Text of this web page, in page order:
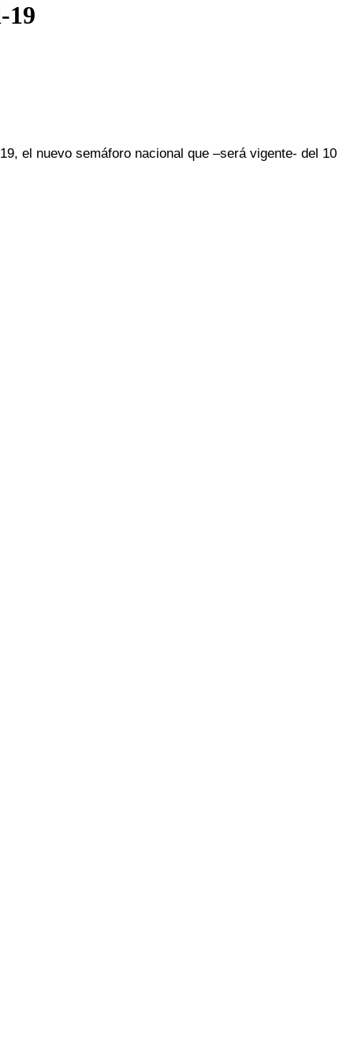
19
el nuevo semáforo nacional que –será vigente- del 10